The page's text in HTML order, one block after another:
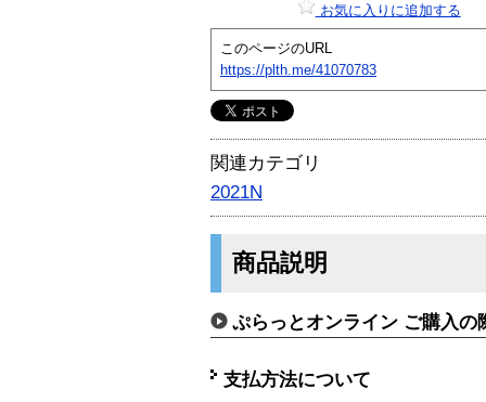
お気に入りに追加する
このページのURL
https://plth.me/41070783
関連カテゴリ
2021N
商品説明
ぷらっとオンライン ご購入の
支払方法について